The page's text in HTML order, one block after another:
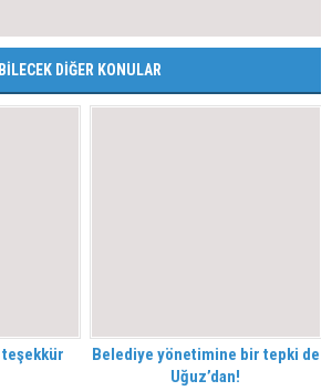
DİĞER KONULAR
Belediye yönetimine bir tepki de
Uğuz’dan!